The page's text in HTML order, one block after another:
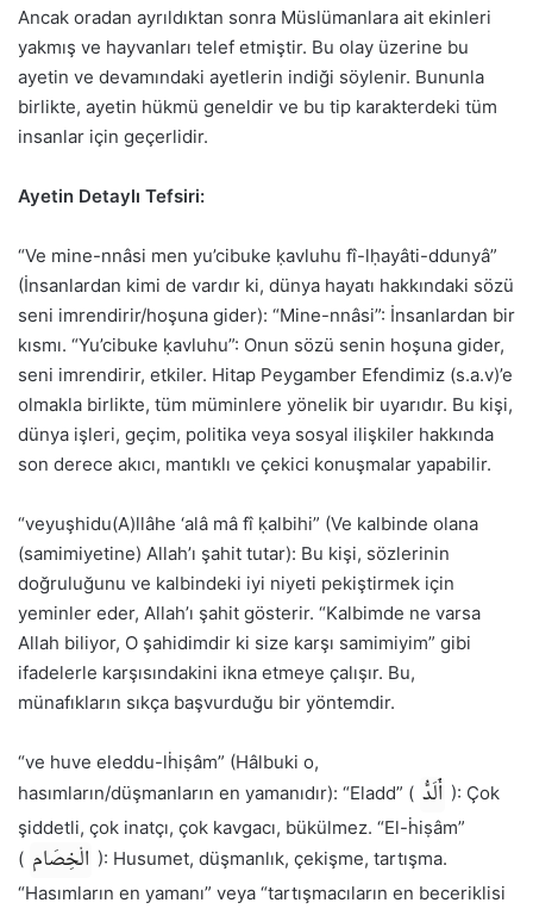
Ancak oradan ayrıldıktan sonra Müslümanlara ait ekinleri
yakmış ve hayvanları telef etmiştir. Bu olay üzerine bu
ayetin ve devamındaki ayetlerin indiği söylenir. Bununla
birlikte, ayetin hükmü geneldir ve bu tip karakterdeki tüm
insanlar için geçerlidir.
Ayetin Detaylı Tefsiri:
“Ve mine-nnâsi men yu’cibuke ḳavluhu fî-lḥayâti-ddunyâ”
(İnsanlardan kimi de vardır ki, dünya hayatı hakkındaki sözü
seni imrendirir/hoşuna gider): “Mine-nnâsi”: İnsanlardan bir
kısmı. “Yu’cibuke ḳavluhu”: Onun sözü senin hoşuna gider,
seni imrendirir, etkiler. Hitap Peygamber Efendimiz (s.a.v)’e
olmakla birlikte, tüm müminlere yönelik bir uyarıdır. Bu kişi,
dünya işleri, geçim, politika veya sosyal ilişkiler hakkında
son derece akıcı, mantıklı ve çekici konuşmalar yapabilir.
“veyuşhidu(A)llâhe ‘alâ mâ fî ḳalbihi” (Ve kalbinde olana
(samimiyetine) Allah’ı şahit tutar): Bu kişi, sözlerinin
doğruluğunu ve kalbindeki iyi niyeti pekiştirmek için
yeminler eder, Allah’ı şahit gösterir. “Kalbimde ne varsa
Allah biliyor, O şahidimdir ki size karşı samimiyim” gibi
ifadelerle karşısındakini ikna etmeye çalışır. Bu,
münafıkların sıkça başvurduğu bir yöntemdir.
“ve huve eleddu-lḣiṣâm” (Hâlbuki o,
hasımların/düşmanların en yamanıdır): “Eladd” ( أَلَدُّ ): Çok
şiddetli, çok inatçı, çok kavgacı, bükülmez. “El-ḣiṣâm”
( الْخِصَام ): Husumet, düşmanlık, çekişme, tartışma.
“Hasımların en yamanı” veya “tartışmacıların en beceriklisi